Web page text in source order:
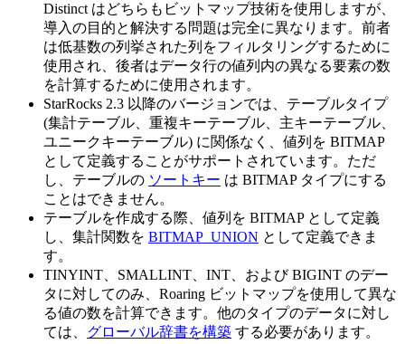
Distinct はどちらもビットマップ技術を使用しますが、
導入の目的と解決する問題は完全に異なります。前者
は低基数の列挙された列をフィルタリングするために
使用され、後者はデータ行の値列内の異なる要素の数
を計算するために使用されます。
StarRocks 2.3 以降のバージョンでは、テーブルタイプ
(集計テーブル、重複キーテーブル、主キーテーブル、
ユニークキーテーブル) に関係なく、値列を BITMAP
として定義することがサポートされています。ただ
し、テーブルの ソートキー は BITMAP タイプにする
ことはできません。
テーブルを作成する際、値列を BITMAP として定義
し、集計関数を BITMAP_UNION として定義できま
す。
TINYINT、SMALLINT、INT、および BIGINT のデー
タに対してのみ、Roaring ビットマップを使用して異な
る値の数を計算できます。他のタイプのデータに対し
ては、 グローバル辞書を構築 する必要があります。